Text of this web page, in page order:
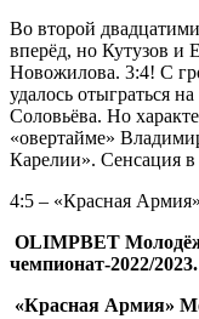
Во второй
вперёд, но Кутузов и
Новожилова. 3:4! С
удалось отыграться
Соловьёва. Но
«овертайме»
Карелии». Сенсация
4:5 – «Красная
OLIMPBET
чемпионат-2022/2023.
«Красная Армия»